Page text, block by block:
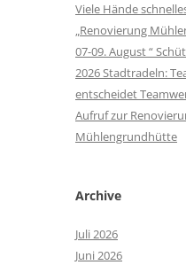
Viele Hände
„Renovierung
07-09. August “
2026 Stadtradeln:
entscheidet
Aufruf zur
Mühlengrundhütte
Archive
Juli 2026
Juni 2026